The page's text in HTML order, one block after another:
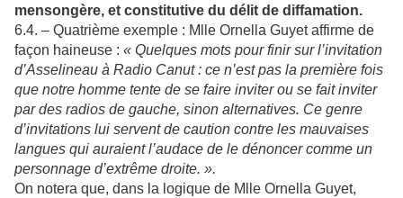
mensongère, et constitutive du délit de diffamation.
6.4. – Quatrième exemple : Mlle Ornella Guyet affirme de
façon haineuse : « Quelques mots pour finir sur l’invitation
d’Asselineau à Radio Canut : ce n’est pas la première fois
que notre homme tente de se faire inviter ou se fait inviter
par des radios de gauche, sinon alternatives. Ce genre
d’invitations lui servent de caution contre les mauvaises
langues qui auraient l’audace de le dénoncer comme un
personnage d’extrême droite. ».
On notera que, dans la logique de Mlle Ornella Guyet,